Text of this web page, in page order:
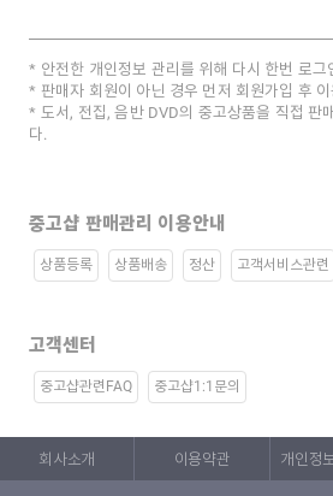
안전한 개인정보 관리를 위해 다시 한번 로그
판매자 회원이 아닌 경우 먼저 회원가입 후
도서, 전집, 음반 DVD의 중고상품을 직접 판
다.
중고샵 판매관리 이용안내
상품등록 상품배송 정산 고객서비스관련
고객센터
중고샵관련FAQ 중고샵1:1문의
회사소개 이용약관 개인정